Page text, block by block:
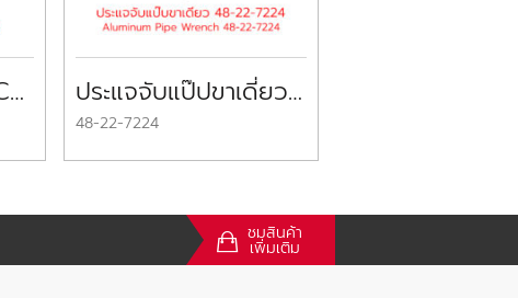
มอเตอร์หินไฟ BENCH GRINDER Femi 6″ ประแจจับแป๊ปขาเดี่ยว มิลวอกี้ Aluminum Pipe Wrench MILWAUKEE
48-22-7224
ชมสินค้า
เพิ่มเติม